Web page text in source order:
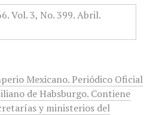
Mexicano. Periódico Oficial
de Habsburgo. Contiene
y ministerios del